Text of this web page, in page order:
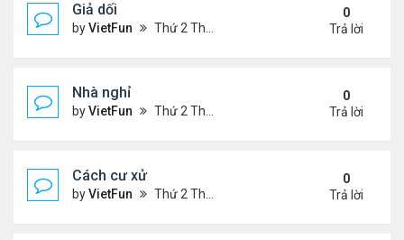
Giả dối
byVietFun Thứ 2 Tháng 1 03, 2022 9:13 pm
0
Trả lời
Nhà nghỉ
byVietFun Thứ 2 Tháng 1 03, 2022 9:11 pm
0
Trả lời
Cách cư xử
byVietFun Thứ 2 Tháng 1 03, 2022 9:08 pm
0
Trả lời